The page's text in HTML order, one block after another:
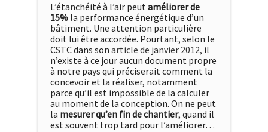
L’étanchéité à l’air peutaméliorer de
15% la performance énergétique d’un
bâtiment. Une attention particulière
doit lui être accordée. Pourtant, selon le
CSTC dans son article de janvier 2012, il
n’existe à ce jour aucun document propre
à notre pays qui préciserait comment la
concevoir et la réaliser, notamment
parce qu’il est impossible de la calculer
au moment de la conception. On ne peut
la mesurer qu’en fin de chantier, quand il
est souvent trop tard pour l’améliorer…